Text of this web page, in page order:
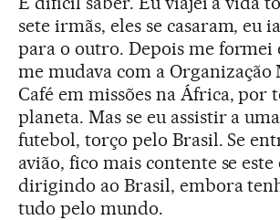
sete irmãs, eles se casaram, eu
para o outro. Depois me formei
me mudava com a
Café em missões na África, por
planeta. Mas se eu assistir a
futebol, torço pelo Brasil. Se
avião, fico mais contente se este
dirigindo ao Brasil, embora
tudo pelo mundo.